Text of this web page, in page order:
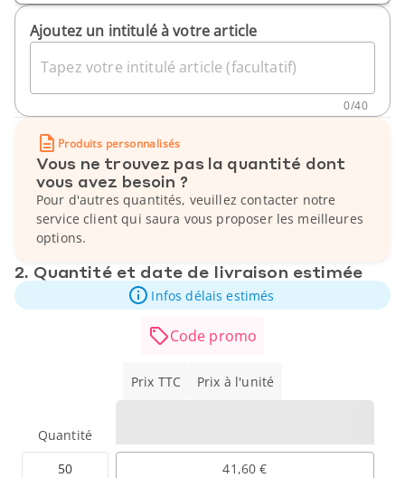
Ajoutez un intitulé à votre article
Tapez votre intitulé article (facultatif)
0/40
Produits personnalisés
Vous ne trouvez pas la quantité dont
vous avez besoin ?
Pour d'autres quantités, veuillez contacter notre
service client qui saura vous proposer les meilleures
options.
2. Quantité et date de livraison estimée
Infos délais estimés
Code promo
Prix TTC Prix à l'unité
Quantité
50
41,60 €